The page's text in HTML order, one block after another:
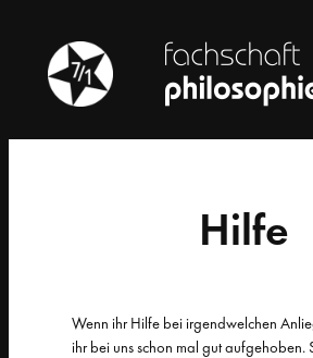
springen
Hilfe
Wenn ihr Hilfe bei irgendwelchen
ihr bei uns schon mal gut aufgehoben.